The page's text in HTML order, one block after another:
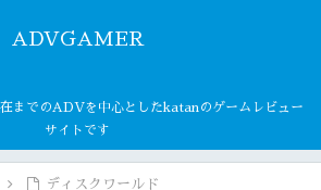
ADVGAMER
までのADVを中心としたkatanのゲームレビュー
サイトです
ディスクワールド